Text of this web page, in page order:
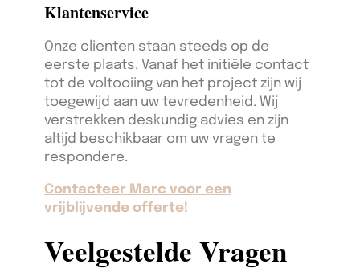
Klantenservice
Onze clienten staan steeds op de
eerste plaats. Vanaf het initiële contact
tot de voltooiing van het project zijn wij
toegewijd aan uw tevredenheid. Wij
verstrekken deskundig advies en zijn
altijd beschikbaar om uw vragen te
respondere.
Contacteer Marc voor een
vrijblijvende offerte!
Veelgestelde Vragen